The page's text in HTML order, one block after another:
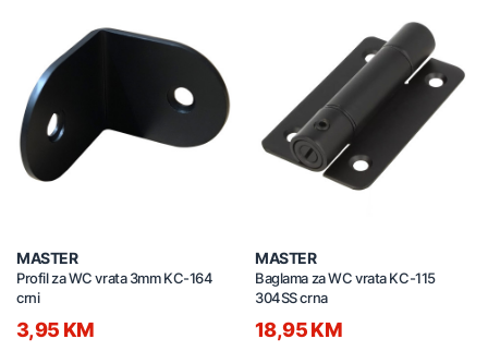
MASTER
Profil za WC vrata 3mm KC-164
crni
3,95 KM
MASTER
Baglama za WC vrata KC-115
304SS crna
18,95 KM